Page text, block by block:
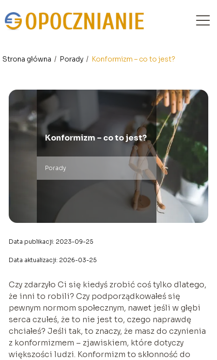
Strona główna / Porady / Konformizm – co to jest?
Konformizm – co to jest?
Porady
Data publikacji: 2023-09-25
Data aktualizacji: 2026-03-25
Czy zdarzyło Ci się kiedyś zrobić coś tylko dlatego,
że inni to robili? Czy podporządkowałeś się
pewnym normom społecznym, nawet jeśli w głębi
serca czułeś, że to nie jest to, czego naprawdę
chciałeś? Jeśli tak, to znaczy, że masz do czynienia
z konformizmem – zjawiskiem, które dotyczy
większości ludzi. Konformizm to skłonność do